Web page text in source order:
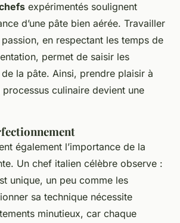
expérimentés soulignent
d’une pâte bien aérée. Travailler
en respectant les temps de
permet de saisir les
la pâte. Ainsi, prendre plaisir à
culinaire devient une
également l’importance de la
Un chef italien célèbre observe :
unique, un peu comme les
sa technique nécessite
minutieux, car chaque